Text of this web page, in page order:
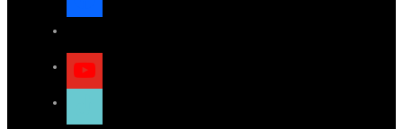
youtube